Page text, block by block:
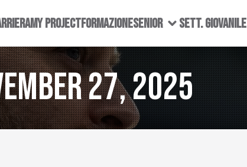
MY PROJECTFORMAZIONESENIOR SETT. GIOVANILE
27, 2025